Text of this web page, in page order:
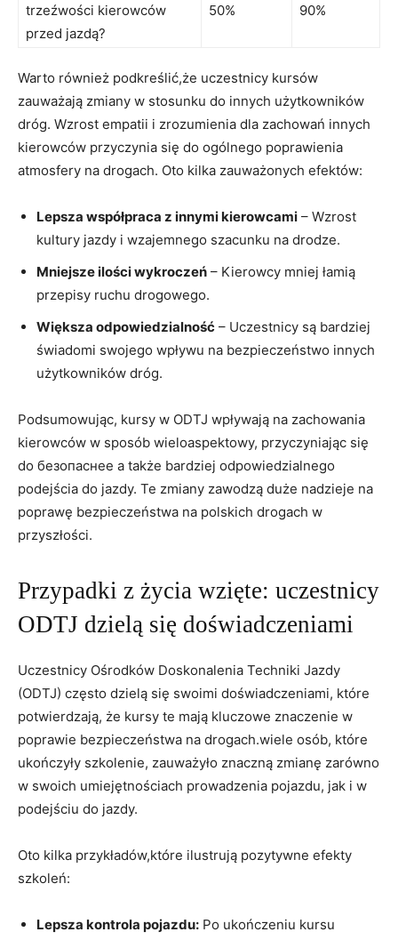
trzeźwości kierowców
przed jazdą?
50% 90%
Warto również podkreślić,że uczestnicy kursów
zauważają zmiany w stosunku do innych użytkowników
dróg. Wzrost empatii i zrozumienia dla zachowań innych
kierowców przyczynia się do ogólnego poprawienia
atmosfery na drogach. Oto kilka zauważonych efektów:
Lepsza współpraca z innymi kierowcami – Wzrost
kultury jazdy i wzajemnego szacunku na drodze.
Mniejsze ilości wykroczeń – Kierowcy mniej łamią
przepisy ruchu drogowego.
Większa odpowiedzialność – Uczestnicy są bardziej
świadomi swojego wpływu na bezpieczeństwo innych
użytkowników dróg.
Podsumowując, kursy w ODTJ wpływają na zachowania
kierowców w sposób wieloaspektowy, przyczyniając się
do безопаснее a także bardziej odpowiedzialnego
podejścia do jazdy. Te zmiany zawodzą duże nadzieje na
poprawę bezpieczeństwa na polskich drogach w
przyszłości.
Przypadki z życia wzięte: uczestnicy
ODTJ dzielą się doświadczeniami
Uczestnicy Ośrodków Doskonalenia Techniki Jazdy
(ODTJ) często dzielą się swoimi doświadczeniami, które
potwierdzają, że kursy te mają kluczowe znaczenie w
poprawie bezpieczeństwa na drogach.wiele osób, które
ukończyły szkolenie, zauważyło znaczną zmianę zarówno
w swoich umiejętnościach prowadzenia pojazdu, jak i w
podejściu do jazdy.
Oto kilka przykładów,które ilustrują pozytywne efekty
szkoleń:
Lepsza kontrola pojazdu: Po ukończeniu kursu